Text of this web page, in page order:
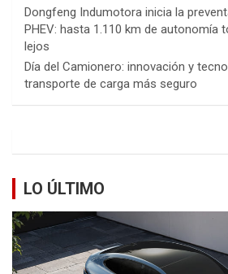
Dongfeng Indumotora inicia la
PHEV: hasta 1.110 km de autonomía
lejos
Día del Camionero: innovación y
transporte de carga más seguro
LO ÚLTIMO